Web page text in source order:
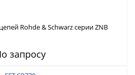
Rohde & Schwarz серии ZNB
9 кГц до 54 ГГц
запросу